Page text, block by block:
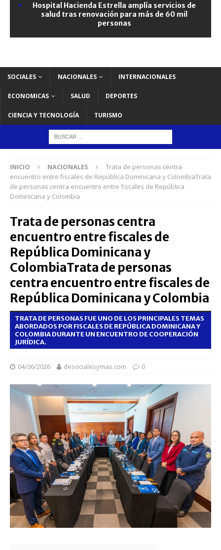
Hospital Hacienda Estrella amplía servicios de
salud tras renovación para más de 60 mil
personas
SOCIALES NACIONALES INTERNACIONALES
ECONOMICAS SALUD DEPORTES
CIENCIA Y TECNOLOGÍA TURISMO
INICIO NACIONALES
Trata de personas centra
encuentro entre fiscales de República Dominicana y ColombiaTrata
de personas centra encuentro entre fiscales de República
Dominicana y Colombia
Trata de personas centra
encuentro entre fiscales de
República Dominicana y
ColombiaTrata de personas
centra encuentro entre fiscales de
República Dominicana y Colombia
TRATA DE PERSONAS FUE UNO DE LOS PRINCIPALES TEMAS
ABORDADOS POR FISCALES DE REPÚBLICA DOMINICANA Y
COLOMBIA DURANTE UN ENCUENTRO DE COOPERACIÓN
JURÍDICA.
04/06/2026 desocialesymas.com 0